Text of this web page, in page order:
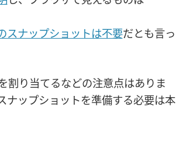
スナップショットは不要だとも言っ
割り当てるなどの注意点はありま
ナップショットを準備する必要は本